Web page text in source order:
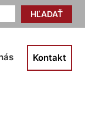
HĽADAŤ
Kontakt